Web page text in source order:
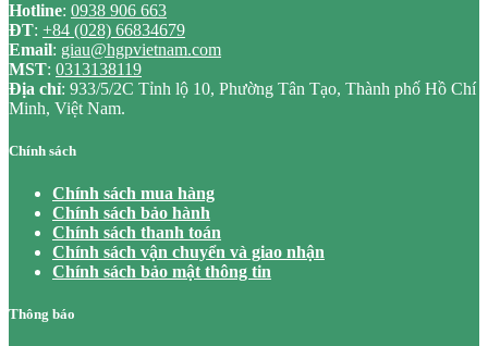
Hotline: 0938 906 663
ĐT: +84 (028) 66834679
Email: giau@hgpvietnam.com
MST: 0313138119
Địa chỉ: 933/5/2C Tỉnh lộ 10, Phường Tân Tạo, Thành phố Hồ Chí
Minh, Việt Nam.
Chính sách
Chính sách mua hàng
Chính sách bảo hành
Chính sách thanh toán
Chính sách vận chuyển và giao nhận
Chính sách bảo mật thông tin
Thông báo